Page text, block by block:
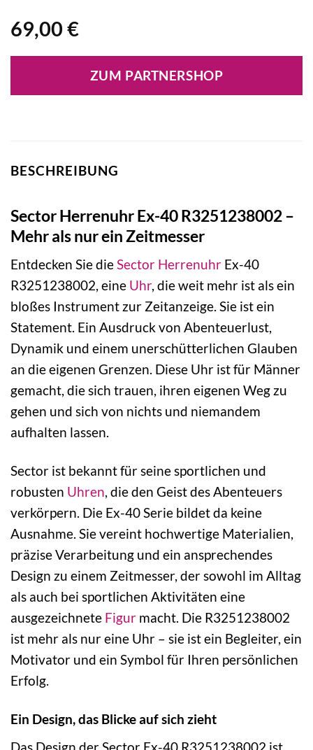
69,00 €
ZUM PARTNERSHOP
BESCHREIBUNG
Sector Herrenuhr Ex-40 R3251238002 –
Mehr als nur ein Zeitmesser
Entdecken Sie dieSector Herrenuhr Ex-40
R3251238002, eine Uhr, die weit mehr ist als ein
bloßes Instrument zur Zeitanzeige. Sie ist ein
Statement. Ein Ausdruck von Abenteuerlust,
Dynamik und einem unerschütterlichen Glauben
an die eigenen Grenzen. Diese Uhr ist für Männer
gemacht, die sich trauen, ihren eigenen Weg zu
gehen und sich von nichts und niemandem
aufhalten lassen.
Sector ist bekannt für seine sportlichen und
robusten Uhren, die den Geist des Abenteuers
verkörpern. Die Ex-40 Serie bildet da keine
Ausnahme. Sie vereint hochwertige Materialien,
präzise Verarbeitung und ein ansprechendes
Design zu einem Zeitmesser, der sowohl im Alltag
als auch bei sportlichen Aktivitäten eine
ausgezeichnete Figur macht. Die R3251238002
ist mehr als nur eine Uhr – sie ist ein Begleiter, ein
Motivator und ein Symbol für Ihren persönlichen
Erfolg.
Ein Design, das Blicke auf sich zieht
Das Design der Sector Ex-40 R3251238002 ist